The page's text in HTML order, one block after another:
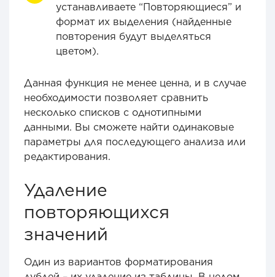
устанавливаете “Повторяющиеся” и
формат их выделения (найденные
повторения будут выделяться
цветом).
Данная функция не менее ценна, и в случае
необходимости позволяет сравнить
несколько списков с однотипными
данными. Вы сможете найти одинаковые
параметры для последующего анализа или
редактирования.
Удаление
повторяющихся
значений
Один из вариантов форматирования